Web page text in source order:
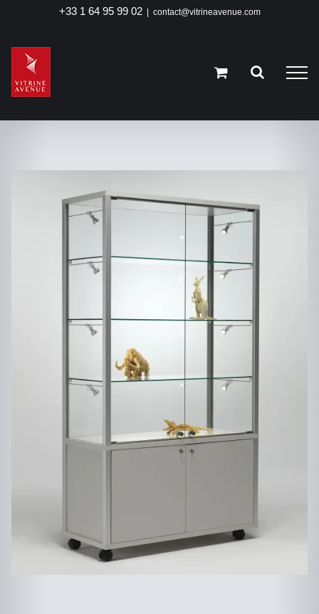
contenu
+33 1 64 95 99 02 contact@vitrineavenue.com